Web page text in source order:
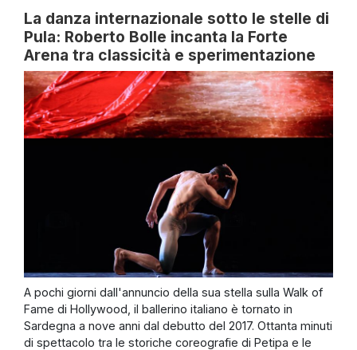
La danza internazionale sotto le stelle di
Pula: Roberto Bolle incanta la Forte
Arena tra classicità e sperimentazione
A pochi giorni dall'annuncio della sua stella sulla Walk of
Fame di Hollywood, il ballerino italiano è tornato in
Sardegna a nove anni dal debutto del 2017. Ottanta minuti
di spettacolo tra le storiche coreografie di Petipa e le